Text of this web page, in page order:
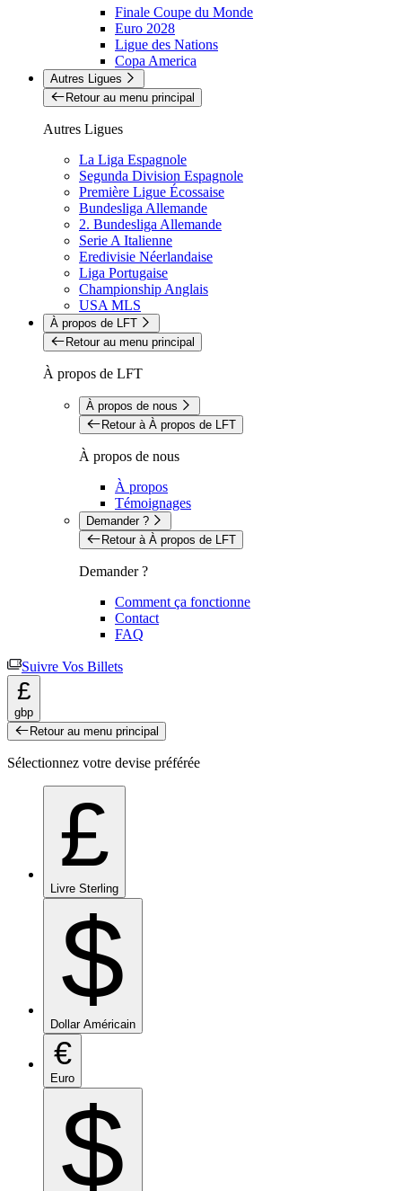
Finale Coupe du Monde
Euro 2028
Ligue des Nations
Copa America
Autres Ligues
Retour au menu principal
Autres Ligues
La Liga Espagnole
Segunda Division Espagnole
Première Ligue Écossaise
Bundesliga Allemande
2. Bundesliga Allemande
Serie A Italienne
Eredivisie Néerlandaise
Liga Portugaise
Championship Anglais
USA MLS
À propos de LFT
Retour au menu principal
À propos de LFT
À propos de nous
Retour à À propos de LFT
À propos de nous
À propos
Témoignages
Demander ?
Retour à À propos de LFT
Demander ?
Comment ça fonctionne
Contact
FAQ
Suivre Vos Billets
£
gbp
Retour au menu principal
Sélectionnez votre devise préférée
£
Livre Sterling
$
Dollar Américain
€
Euro
$